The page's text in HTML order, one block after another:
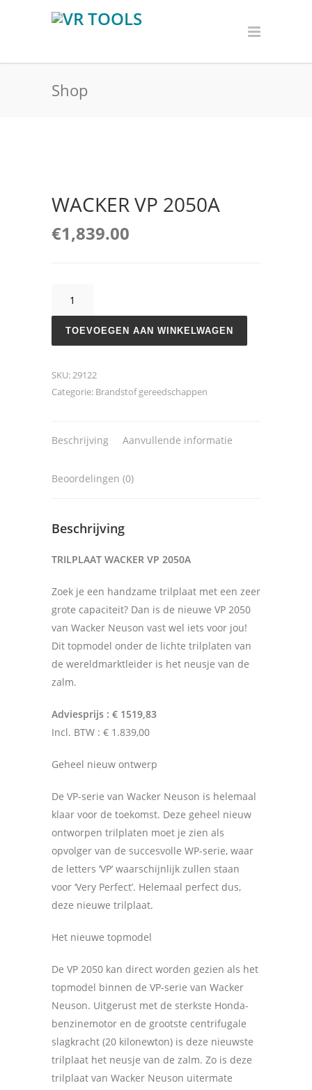
Shop
WACKER VP 2050A
€1,839.00
2050A
aantal
TOEVOEGEN AAN WINKELWAGEN
SKU:29122
Categorie: Brandstof gereedschappen
Beschrijving Aanvullende informatie
Beoordelingen (0)
Beschrijving
TRILPLAAT WACKER VP 2050A
Zoek je een handzame trilplaat met een zeer
grote capaciteit? Dan is de nieuwe VP 2050
van Wacker Neuson vast wel iets voor jou!
Dit topmodel onder de lichte trilplaten van
de wereldmarktleider is het neusje van de
zalm.
Adviesprijs : € 1519,83
Incl. BTW : € 1.839,00
Geheel nieuw ontwerp
De VP-serie van Wacker Neuson is helemaal
klaar voor de toekomst. Deze geheel nieuw
ontworpen trilplaten moet je zien als
opvolger van de succesvolle WP-serie, waar
de letters ‘VP’ waarschijnlijk zullen staan
voor ‘Very Perfect’. Helemaal perfect dus,
deze nieuwe trilplaat.
Het nieuwe topmodel
De VP 2050 kan direct worden gezien als het
topmodel binnen de VP-serie van Wacker
Neuson. Uitgerust met de sterkste Honda-
benzinemotor en de grootste centrifugale
slagkracht (20 kilonewton) is deze nieuwste
trilplaat het neusje van de zalm. Zo is deze
trilplaat van Wacker Neuson uitermate